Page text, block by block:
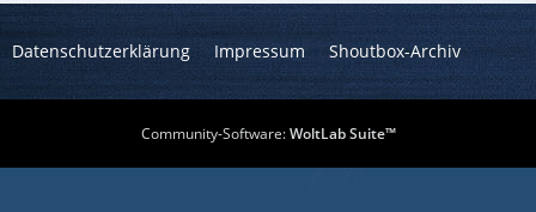
Datenschutzerklärung Impressum Shoutbox-Archiv
Community-Software:WoltLab Suite™